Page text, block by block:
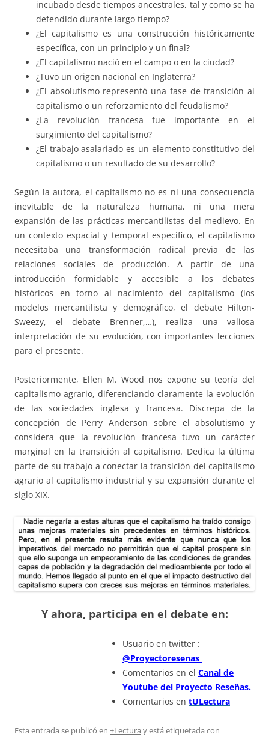
incubado desde tiempos ancestrales, tal y como se ha
defendido durante largo tiempo?
¿El capitalismo es una construcción históricamente
específica, con un principio y un final?
¿El capitalismo nació en el campo o en la ciudad?
¿Tuvo un origen nacional en Inglaterra?
¿El absolutismo representó una fase de transición al
capitalismo o un reforzamiento del feudalismo?
¿La revolución francesa fue importante en el
surgimiento del capitalismo?
¿El trabajo asalariado es un elemento constitutivo del
capitalismo o un resultado de su desarrollo?
Según la autora, el capitalismo no es ni una consecuencia
inevitable de la naturaleza humana, ni una mera
expansión de las prácticas mercantilistas del medievo. En
un contexto espacial y temporal específico, el capitalismo
necesitaba una transformación radical previa de las
relaciones sociales de producción. A partir de una
introducción formidable y accesible a los debates
históricos en torno al nacimiento del capitalismo (los
modelos mercantilista y demográfico, el debate Hilton-
Sweezy, el debate Brenner,…), realiza una valiosa
interpretación de su evolución, con importantes lecciones
para el presente.
Posteriormente, Ellen M. Wood nos expone su teoría del
capitalismo agrario, diferenciando claramente la evolución
de las sociedades inglesa y francesa. Discrepa de la
concepción de Perry Anderson sobre el absolutismo y
considera que la revolución francesa tuvo un carácter
marginal en la transición al capitalismo. Dedica la última
parte de su trabajo a conectar la transición del capitalismo
agrario al capitalismo industrial y su expansión durante el
siglo XIX.
Y ahora, participa en el debate en:
Usuario en twitter :
@Proyectoresenas
Comentarios en el Canal de
Youtube del Proyecto Reseñas.
Comentarios en tULectura
Esta entrada se publicó en +Lectura y está etiquetada con